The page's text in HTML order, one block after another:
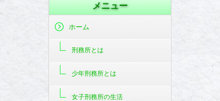
メニュー
ホーム
刑務所とは
少年刑務所とは
女子刑務所の生活